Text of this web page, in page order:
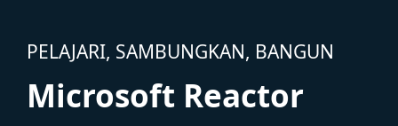
PELAJARI, SAMBUNGKAN, BANGUN
Microsoft Reactor